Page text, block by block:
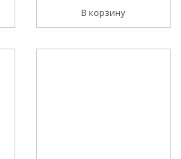
В корзину